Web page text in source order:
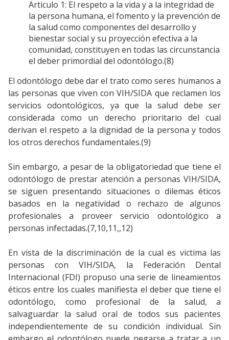
Articulo 1: El respeto a la vida y a la integridad de
la persona humana, el fomento y la prevención de
la salud como componentes del desarrollo y
bienestar social y su proyección efectiva a la
comunidad, constituyen en todas las circunstancia
el deber primordial del odontólogo.(8)
El odontólogo debe dar el trato como seres humanos a
las personas que viven con VIH/SIDA que reclamen los
servicios odontológicos, ya que la salud debe ser
considerada como un derecho prioritario del cual
derivan el respeto a la dignidad de la persona y todos
los otros derechos fundamentales.(9)
Sin embargo, a pesar de la obligatoriedad que tiene el
odontólogo de prestar atención a personas VIH/SIDA,
se siguen presentando situaciones o dilemas éticos
basados en la negatividad o rechazo de algunos
profesionales a proveer servicio odontológico a
personas infectadas.(7,10,11,,12)
En vista de la discriminación de la cual es victima las
personas con VIH/SIDA, la Federación Dental
Internacional (FDI) propuso una serie de lineamientos
éticos entre los cuales manifiesta el deber que tiene el
odontólogo, como profesional de la salud, a
salvaguardar la salud oral de todos sus pacientes
independientemente de su condición individual. Sin